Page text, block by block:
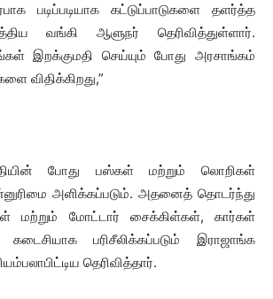
படிப்படியாக கட்டுப்பாடுகளை தளர்த்த
வங்கி ஆளுநர் தெரிவித்துள்ளார்.
இறக்குமதி செய்யும் போது அரசாங்கம்
விதிக்கிறது,”
போது பஸ்கள் மற்றும் லொறிகள்
அளிக்கப்படும். அதனைத் தொடர்ந்து
மற்றும் மோட்டார் சைக்கிள்கள், கார்கள்
பரிசீலிக்கப்படும் இராஜாங்க
தெரிவித்தார்.